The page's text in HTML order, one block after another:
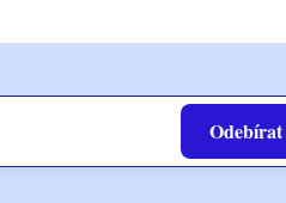
Odebírat